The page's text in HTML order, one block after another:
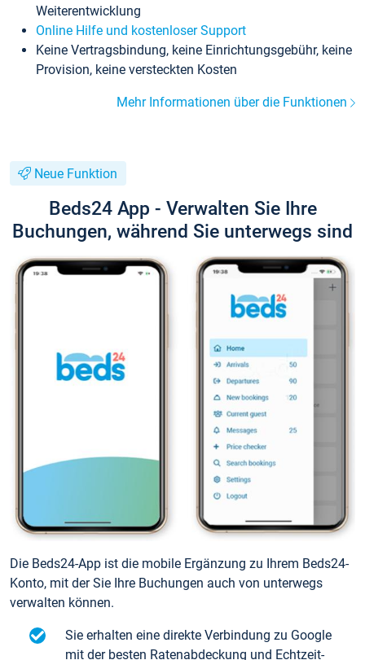
Weiterentwicklung
Online Hilfe und kostenloser Support
Keine Vertragsbindung, keine Einrichtungsgebühr, keine
Provision, keine versteckten Kosten
Mehr Informationen über die Funktionen
Neue Funktion
Beds24 App - Verwalten Sie Ihre
Buchungen, während Sie unterwegs sind
Die Beds24-App ist die mobile Ergänzung zu Ihrem Beds24-
Konto, mit der Sie Ihre Buchungen auch von unterwegs
verwalten können.
Sie erhalten eine direkte Verbindung zu Google
mit der besten Ratenabdeckung und Echtzeit-